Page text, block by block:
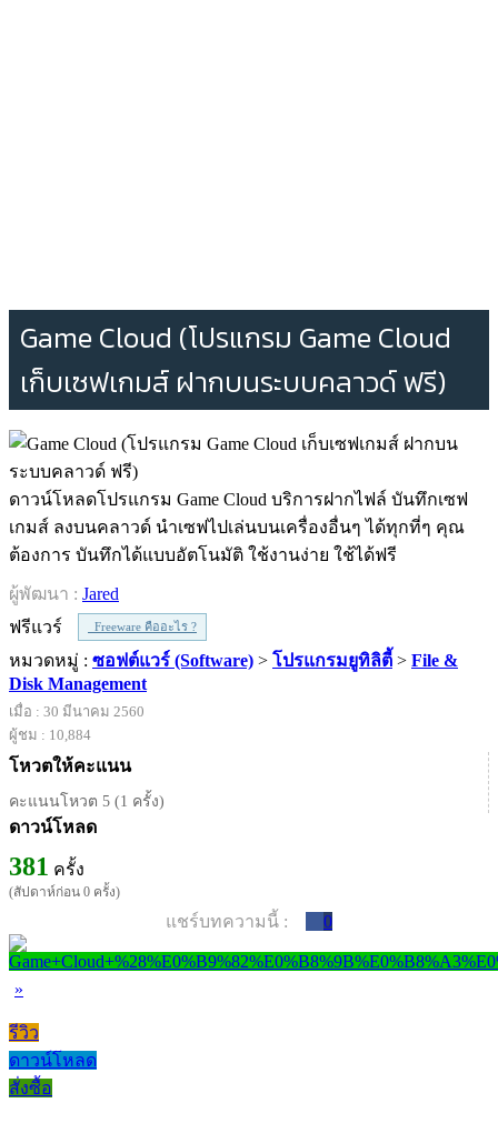
Game Cloud (โปรแกรม Game Cloud
เก็บเซฟเกมส์ ฝากบนระบบคลาวด์ ฟรี)
ดาวน์โหลดโปรแกรม Game Cloud บริการฝากไฟล์ บันทึกเซฟ
เกมส์ ลงบนคลาวด์ นำเซฟไปเล่นบนเครื่องอื่นๆ ได้ทุกที่ๆ คุณ
ต้องการ บันทึกได้แบบอัตโนมัติ ใช้งานง่าย ใช้ได้ฟรี
ผู้พัฒนา : Jared
ฟรีแวร์
Freeware คืออะไร ?
หมวดหมู่ : ซอฟต์แวร์ (Software) > โปรแกรมยูทิลิตี้ > File &
Disk Management
เมื่อ : 30 มีนาคม 2560
ผู้ชม : 10,884
โหวตให้คะแนน
คะแนนโหวต 5 (1 ครั้ง)
ดาวน์โหลด
381 ครั้ง
(สัปดาห์ก่อน 0 ครั้ง)
แชร์บทความนี้ : 0
»
รีวิว
ดาวน์โหลด
สั่งซื้อ